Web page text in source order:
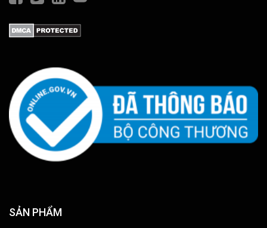
SẢN PHẨM